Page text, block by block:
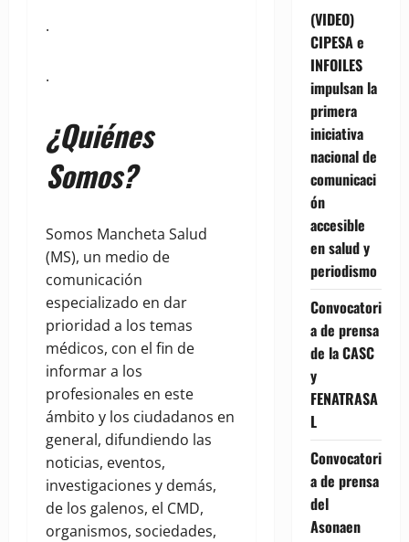
.
.
¿Quiénes
Somos?
Somos Mancheta Salud
(MS), un medio de
comunicación
especializado en dar
prioridad a los temas
médicos, con el fin de
informar a los
profesionales en este
ámbito y los ciudadanos en
general, difundiendo las
noticias, eventos,
investigaciones y demás,
de los galenos, el CMD,
organismos, sociedades,
(VIDEO)
CIPESA e
INFOILES
impulsan la
primera
iniciativa
nacional de
comunicaci
ón
accesible
en salud y
periodismo
Convocatori
a de prensa
de la CASC
y
FENATRASA
L
Convocatori
a de prensa
del
Asonaen